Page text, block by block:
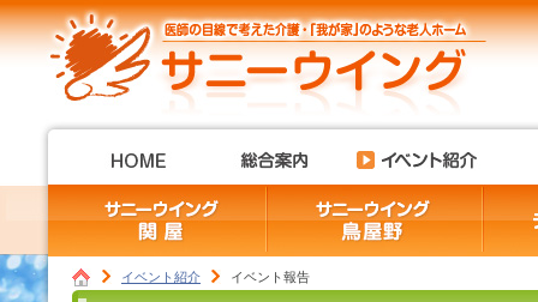
イベント紹介 イベント報告